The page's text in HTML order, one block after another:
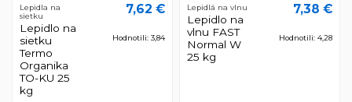
Lepidla na
sietku
Lepidlo na
sietku
Termo
Organika
TO-KU 25
kg
7,62 €
Hodnotili: 3,84
Lepidlá na vlnu
Lepidlo na
vlnu FAST
Normal W
25 kg
7,38 €
Hodnotili: 4,28